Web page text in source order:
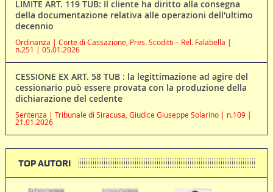
LIMITE ART. 119 TUB: Il cliente ha diritto alla consegna
della documentazione relativa alle operazioni dell'ultimo
decennio
Ordinanza | Corte di Cassazione, Pres. Scoditti – Rel. Falabella |
n.251 | 05.01.2026
CESSIONE EX ART. 58 TUB : la legittimazione ad agire del
cessionario può essere provata con la produzione della
dichiarazione del cedente
Sentenza | Tribunale di Siracusa, Giudice Giuseppe Solarino | n.109 |
21.01.2026
TOP AUTORI